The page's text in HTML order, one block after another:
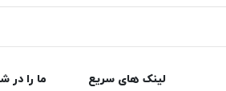
لینک های سریع ما را در